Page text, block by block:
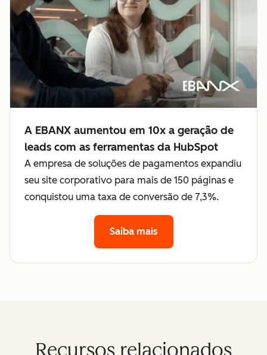
A EBANX aumentou em 10x a geração de
leads com as ferramentas da HubSpot
A empresa de soluções de pagamentos expandiu
seu site corporativo para mais de 150 páginas e
conquistou uma taxa de conversão de 7,3%.
Saiba mais
Recursos relacionados